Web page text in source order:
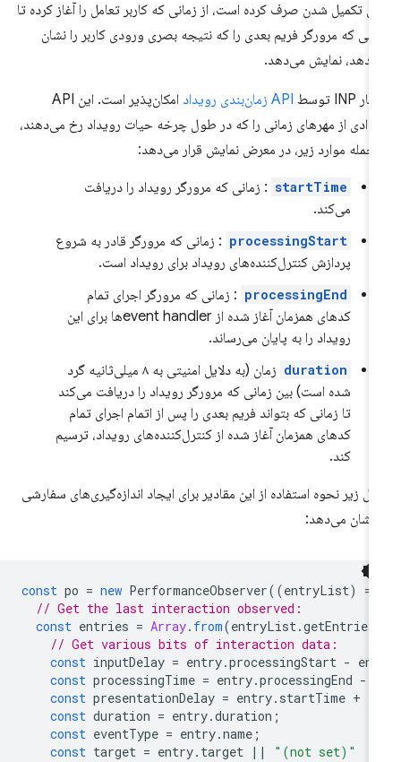
تکمیل شدن صرف کرده است، از زمانی که کاربر تعامل را آغاز کرده تا
که مرورگر فریم بعدی را که نتیجه بصری ورودی کاربر را نشان
نمایش می‌دهد.
API زمان‌بندی رویداد
امکان‌پذیر است. این API
از مهرهای زمانی را که در طول چرخه حیات رویداد رخ می‌دهند،
جمله موارد زیر، در معرض نمایش قرار می‌دهد:
startTime : زمانی که مرورگر رویداد را دریافت
می‌کند.
processingStart : زمانی که مرورگر قادر به شروع
پردازش کنترل‌کننده‌های رویداد برای رویداد است.
processingEnd : زمانی که مرورگر اجرای تمام
کدهای همزمان آغاز شده از event handlerها برای این
رویداد را به پایان می‌رساند.
duration
زمان (به دلایل امنیتی به ۸ میلی‌ثانیه گرد
شده است) بین زمانی که مرورگر رویداد را دریافت می‌کند
تا زمانی که بتواند فریم بعدی را پس از اتمام اجرای تمام
کدهای همزمان آغاز شده از کنترل‌کننده‌های رویداد، ترسیم
زیر نحوه استفاده از این مقادیر برای ایجاد اندازه‌گیری‌های سفارشی
نشان می‌دهد:
const po = new PerformanceObserver((entryList
// Get the last interaction observed:
const entries = Array.from(entryList.getEntries
// Get various bits of interaction data:
const inputDelay = entry.processingStart -
const processingTime = entry.processingEnd
const presentationDelay = entry.startTime
const duration = entry.duration
const eventType = entry.name
const target = entry.target || "(not set)"